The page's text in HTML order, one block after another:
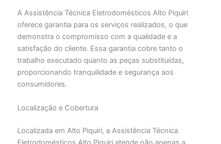
A Assistência Técnica Eletrodomésticos Alto Piquiri
oferece garantia para os serviços realizados, o que
demonstra o compromisso com a qualidade e a
satisfação do cliente. Essa garantia cobre tanto o
trabalho executado quanto as peças substituídas,
proporcionando tranquilidade e segurança aos
consumidores.
Localização e Cobertura
Localizada em Alto Piquiri, a Assistência Técnica